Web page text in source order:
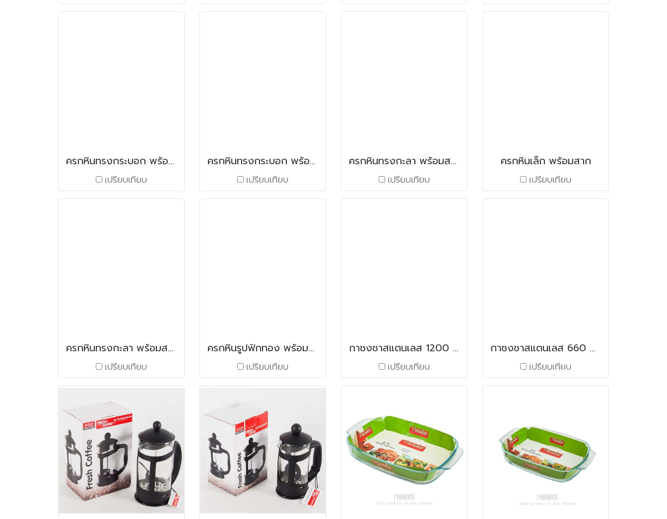
ครกหินทรงกระบอก พร้อมสาก ขนาด 6"
เปรียบเทียบ
ครกหินทรงกระบอก พร้อมสาก ขนาด 5"
เปรียบเทียบ
ครกหินทรงกะลา พร้อมสาก ขนาด 6"
เปรียบเทียบ
ครกหินเล็ก พร้อมสาก
เปรียบเทียบ
ครกหินทรงกะลา พร้อมสาก ขนาด 5"
เปรียบเทียบ
ครกหินรูปฟักทอง พร้อมสาก
เปรียบเทียบ
กาชงชาสแตนเลส 1200 มล.
เปรียบเทียบ
กาชงชาสแตนเลส 660 มล.
เปรียบเทียบ